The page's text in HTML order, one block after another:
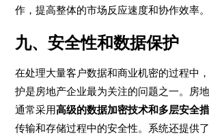
作，提高整体的市场反应速度和协作效率。
九、安全性和数据保护
在处理大量客户数据和商业机密的过程中
护是房地产企业最为关注的问题之一。房
通常采用高级的数据加密技术和多层安全
传输和存储过程中的安全性。系统还提供